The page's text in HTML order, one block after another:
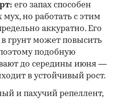
его запах способен
мух, но работать с этим
аккуратно. Его
грунт может повысить
подобную
до середины июня —
в устойчивый рост.
и пахучий репеллент,